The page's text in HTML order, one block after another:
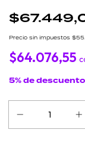
Precio sin impuestos
$64.076,55
5% de descuento